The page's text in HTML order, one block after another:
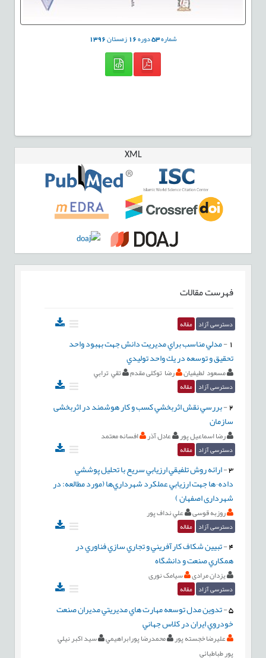
شماره53دوره16 زمستان1396
XML
فهرست مقالات
دسترسی آزاد مقاله
-مدلي مناسب براي مديريت دانش جهت بهبود واحد
تحقيق و توسعه در يك واحد توليدي
مسعود لطيفيان رضا توکلی مقدم تقي ترابي
دسترسی آزاد مقاله
2
-بررسي نقش اثربخشي کسب و کار هوشمند در اثربخشی
سازمان
رضا اسماعیل پور عادل آذر افسانه معتمد
دسترسی آزاد مقاله
3
-ارائه روش تلفيقي ارزيابي سريع با تحليل پوششي
داده¬ها جهت ارزيابي عملکرد شهرداري‌ها (مورد مطالعه: در
شهرداری اصفهان )
روزبه قوسی علي نداف پور
دسترسی آزاد مقاله
4
-تبيين شکاف کارآفريني و تجاري سازي فناوري در
همکاري صنعت و دانشگاه
یزدان مرادی سیامک نوری
دسترسی آزاد مقاله
5
-تدوين مدل توسعه مهارت هاي مديريتي مديران صنعت
خودروي ايران در كلاس جهاني
عليرضا خجسته پور محمدرضا پورابراهيمي
سيد اكبر نيلي
پور طباطبائي